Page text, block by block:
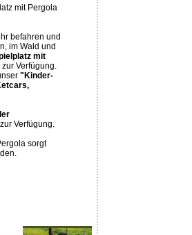
mit Pergola
befahren und
im Wald und
mit
zur Verfügung.
"Kinder-
Verfügung.
sorgt